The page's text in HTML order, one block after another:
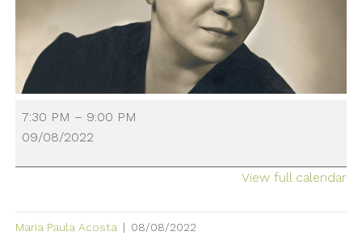
Demo:
Florence
Symphony
3
in
7:30 PM – 9:00 PM
09/08/2022
View full calendar
Maria Paula Acosta | 08/08/2022